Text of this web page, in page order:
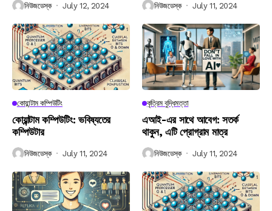
নিউজডেস্ক July 12, 2024 নিউজডেস্ক July 11, 2024
কোয়ান্টাম কম্পিউটিং
কোয়ান্টাম কম্পিউটিং: ভবিষ্যতের
কম্পিউটার
নিউজডেস্ক July 11, 2024
কৃত্রিম বুদ্ধিমত্তা
এআই-এর সাথে আবেগ: সতর্ক
থাকুন, এটি প্রোগ্রাম মাত্র
নিউজডেস্ক July 11, 2024